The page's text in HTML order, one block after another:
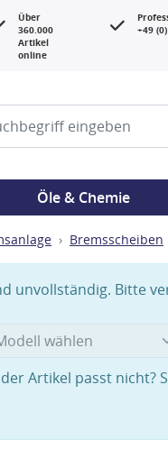
Über
360.000
Artikel
online
+49
Öle & Chemie
Bremsscheiben
unvollständig. Bitte
Artikel passt nicht?